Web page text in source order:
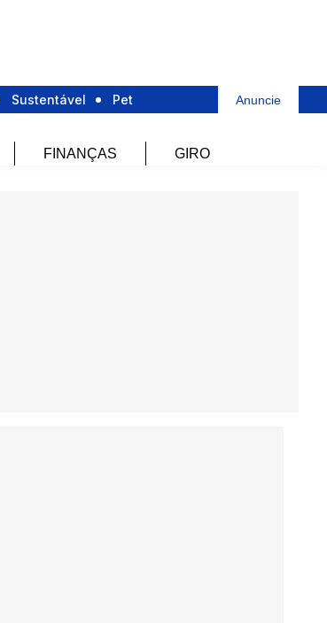
Sustentável Pet Anuncie
FINANÇAS GIRO